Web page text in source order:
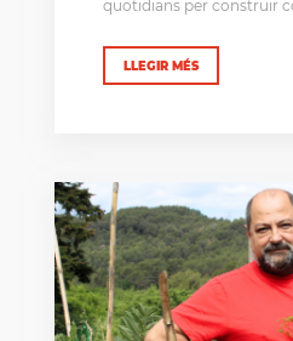
quotidians per construir
LLEGIR MÉS